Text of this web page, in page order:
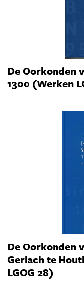
De Oorkonden
1300 (Werken
De Oorkonden
Gerlach te
LGOG 28)